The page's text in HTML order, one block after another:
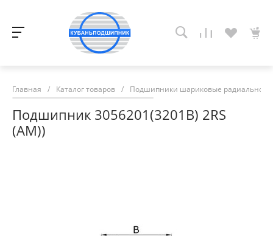
Главная / Каталог товаров / Подшипники шариковые радиально-
Подшипник 3056201(3201B) 2RS
(АМ))